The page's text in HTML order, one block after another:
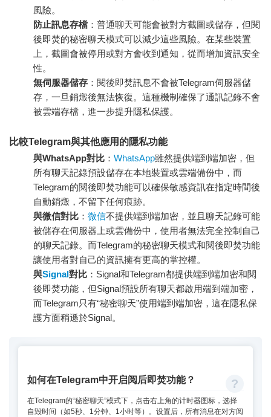
風險。
防止訊息存檔 ：普通聊天可能會被對方截圖或儲存，但閱
後即焚的秘密聊天模式可以減少這些風險。在某些裝置
上，截圖會被停用或對方會收到通知，從而增加資訊安全
性。
無伺服器儲存 ：閱後即焚訊息不會被Telegram伺服器儲
存，一旦銷燬後無法恢復。這種機制確保了通訊記錄不會
被雲端存檔，進一步提升隱私保護。
比較Telegram與其他應用的隱私功能
與WhatsApp對比 ： WhatsApp雖然提供端到端加密，但
所有聊天記錄預設儲存在本地裝置或雲端備份中，而
Telegram的閱後即焚功能可以確保敏感資訊在指定時間後
自動銷燬，不留下任何痕跡。
與微信對比 ： 微信不提供端到端加密，並且聊天記錄可能
被儲存在伺服器上或雲備份中，使用者無法完全控制自己
的聊天記錄。而Telegram的秘密聊天模式和閱後即焚功能
讓使用者對自己的資訊擁有更高的掌控權。
與Signal對比 ：Signal和Telegram都提供端到端加密和閱
後即焚功能，但Signal預設所有聊天都啟用端到端加密，
而Telegram只有“秘密聊天”使用端到端加密，這在隱私保
護方面稍遜於Signal。
如何在Telegram中开启阅后即焚功能？
在Telegram的“秘密聊天”模式下，点击右上角的计时器图标，选择
自毁时间（如5秒、1分钟、1小时等）。设置后，所有消息在对方阅